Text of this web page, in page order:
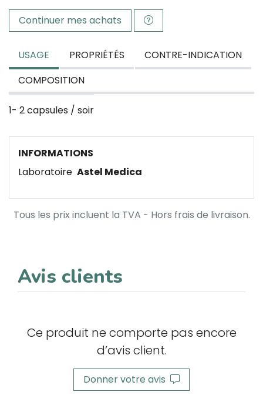
Continuer mes achats
USAGE PROPRIÉTÉS
CONTRE-INDICATION
COMPOSITION
1- 2 capsules / soir
INFORMATIONS
Laboratoire Astel Medica
Tous les prix incluent la TVA - Hors frais de livraison.
Avis clients
Ce produit ne comporte pas encore
d’avis client.
Donner votre avis